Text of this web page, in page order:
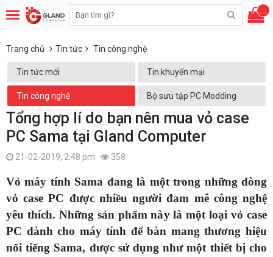
...
Trang chủ Tin tức Tin công nghệ
Tin tức mới Tin khuyến mại
Tin công nghệ Bộ sưu tập PC Modding
Tổng hợp lí do bạn nên mua vỏ case
PC Sama tại Gland Computer
21-02-2019, 2:48 pm 358
Vỏ máy tính Sama đang là một trong những dòng
vỏ case PC được nhiều người đam mê công nghệ
yêu thích. Những sản phẩm này là một loại vỏ case
PC dành cho máy tính để bàn mang thương hiệu
nổi tiếng Sama, được sử dụng như một thiết bị cho